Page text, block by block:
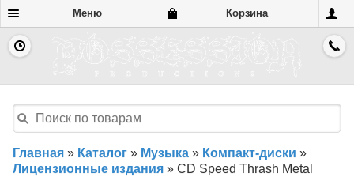
Меню Корзина
Главная » Каталог » Музыка » Компакт-диски »
Лицензионные издания » CD Speed Thrash Metal